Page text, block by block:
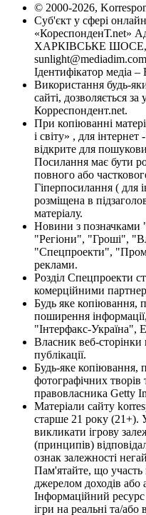
© 2000-2026,
Суб'єкт у сфері
«КореспонденТ.net»
ХАРКІВСЬКЕ ШОСЕ,
Ідентифікатор медіа
Використання будь-
сайті, дозволяється
Корреспондент.net.
При копіюванні
і світу» , для
відкрите для
Посилання має бути
повного або
Гіперпосилання ( для
розміщена в
матеріалу.
Новини з позначками
"Регіони", "Гроші",
"Спецпроекти",
реклами.
Розділ Спецпроекти
комерційними
Будь яке копіювання,
поширення
"Інтерфакс-Україна",
Власник веб-сторінки
публікації.
Будь-яке копіювання,
фотографічних творів
правовласника Getty
Матеріали сайту
старше 21 року (21+).
викликати ігрову
(принципів)
ознак залежності
Пам'ятайте, що участь
джерелом доходів або
Інформаційний
ігри на реальні та/або